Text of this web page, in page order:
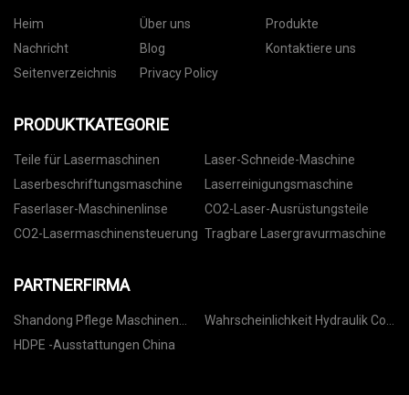
Heim Über uns
Produkte
Nachricht
Blog
Kontaktiere uns
Seitenverzeichnis
Privacy Policy
PRODUKTKATEGORIE
Teile für Lasermaschinen
Laser-Schneide-Maschine
Laserbeschriftungsmaschine
Laserreinigungsmaschine
Faserlaser-Maschinenlinse
CO2-Laser-Ausrüstungsteile
CO2-Lasermaschinensteuerung Tragbare Lasergravurmaschine
PARTNERFIRMA
Shandong Pflege Maschinen
Technologie Co., Ltd.
Wahrscheinlichkeit Hydraulik Co.,
HDPE -Ausstattungen China